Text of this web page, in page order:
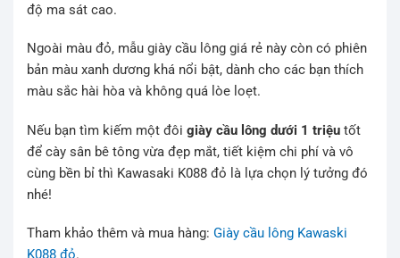
độ ma sát cao.
Ngoài màu đỏ, mẫu giày cầu lông giá rẻ này còn có phiên
bản màu xanh dương khá nổi bật, dành cho các bạn thích
màu sắc hài hòa và không quá lòe loẹt.
Nếu bạn tìm kiếm một đôi giày cầu lông dưới 1 triệu tốt
để cày sân bê tông vừa đẹp mắt, tiết kiệm chi phí và vô
cùng bền bỉ thì Kawasaki K088 đỏ là lựa chọn lý tưởng đó
nhé!
Tham khảo thêm và mua hàng: Giày cầu lông Kawaski